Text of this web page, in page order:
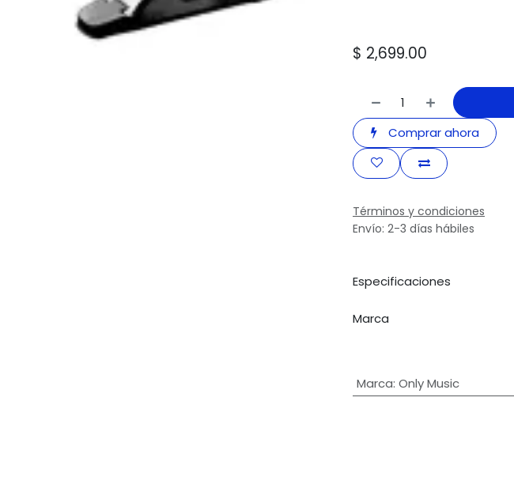
$ 2,699.00
Comprar ahora
Términos y condiciones
Envío: 2-3 días hábiles
Especificaciones
Marca
Marca: Only Music